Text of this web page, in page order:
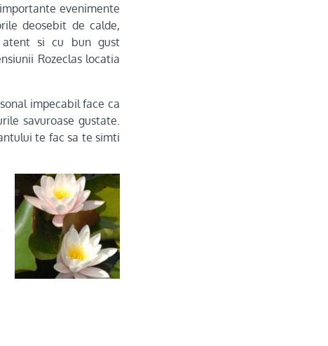
evenimente
deosebit de calde,
atent si cu bun gust
Rozeclas locatia
impecabil face ca
savuroase gustate.
te fac sa te simti